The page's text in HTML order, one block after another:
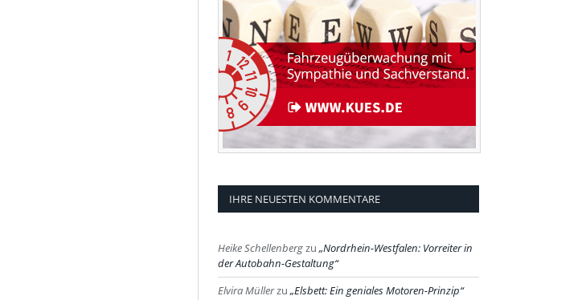
IHRE NEUESTEN KOMMENTARE
Heike Schellenbergzu Nordrhein-Westfalen: Vorreiter in
der Autobahn-Gestaltung
Elvira Müllerzu Elsbett: Ein geniales Motoren-Prinzip